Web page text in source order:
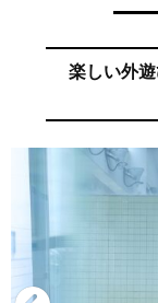
楽しい外